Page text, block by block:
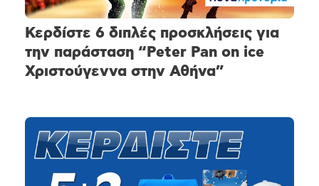
Κερδίστε 6 διπλές προσκλήσεις για
την παράσταση “Peter Pan on ice
Χριστούγεννα στην Αθήνα”